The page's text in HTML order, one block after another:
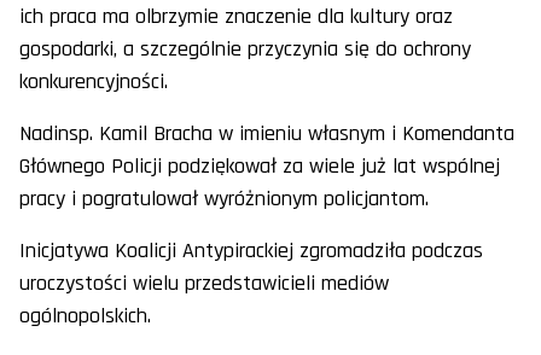
ich praca ma olbrzymie znaczenie dla kultury oraz
gospodarki, a szczególnie przyczynia się do ochrony
konkurencyjności.
Nadinsp. Kamil Bracha w imieniu własnym i Komendanta
Głównego Policji podziękował za wiele już lat wspólnej
pracy i pogratulował wyróżnionym policjantom.
Inicjatywa Koalicji Antypirackiej zgromadziła podczas
uroczystości wielu przedstawicieli mediów
ogólnopolskich.